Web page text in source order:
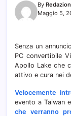
By
Maggio 5,
Senza un
PC convertibile
Apollo Lake che
attivo e cura nei
Velocemente
evento a Taiwan e
che verranno